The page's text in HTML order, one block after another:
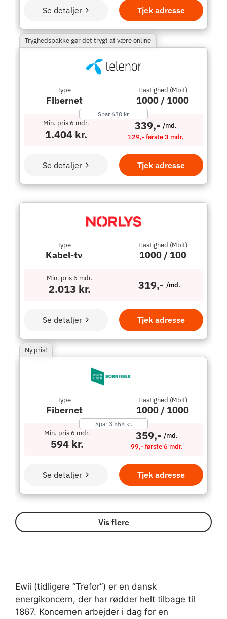
Ewii (tidligere “Trefor”) er en dansk
energikoncern, der har rødder helt tilbage til
1867. Koncernen arbejder i dag for en